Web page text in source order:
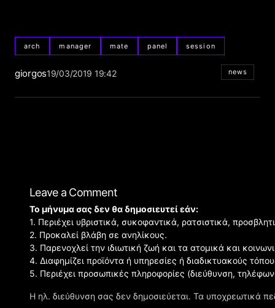
arch manager mate panel session
giorgos19/03/2019 19:42 news
Leave a Comment
Η ηλ. διεύθυνση σας δεν δημοσιεύεται. Τα υποχρεωτικά
Το μήνυμα σας δεν θα δημοσιευτεί εάν:
1. Περιέχει υβριστικά, συκοφαντικά, ρατσιστικά,
2. Προκαλεί βλάβη σε ανηλίκους.
3. Παρενοχλεί την ιδιωτική ζωή και τα ατομικά και
4. Διαφημίζει προϊόντα ή υπηρεσίες ή διαδικτυακούς
5. Περιέχει προσωπικές πληροφορίες (διεύθυνση,